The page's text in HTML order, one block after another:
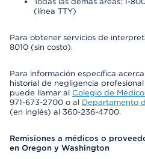
(línea TTY)
Para obtener servicios de
8010 (sin costo).
Para información específica
historial de negligencia
puede llamar al Colegio de
971-673-2700 o al Departamento
(en inglés) al 360-236-4700.
Remisiones a médicos o
en Oregon y Washington